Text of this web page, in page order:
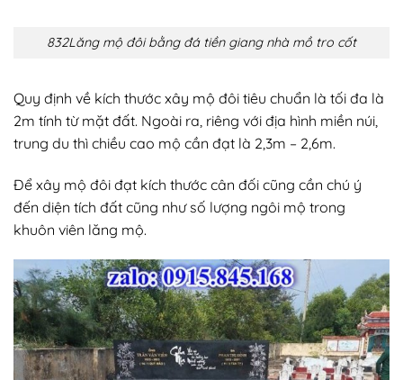
832Lăng mộ đôi bằng đá tiền giang nhà mồ tro cốt
Quy định về kích thước xây mộ đôi tiêu chuẩn là tối đa là
2m tính từ mặt đất. Ngoài ra, riêng với địa hình miền núi,
trung du thì chiều cao mộ cần đạt là 2,3m – 2,6m.
Để xây mộ đôi đạt kích thước cân đối cũng cần chú ý
đến diện tích đất cũng như số lượng ngôi mộ trong
khuôn viên lăng mộ.